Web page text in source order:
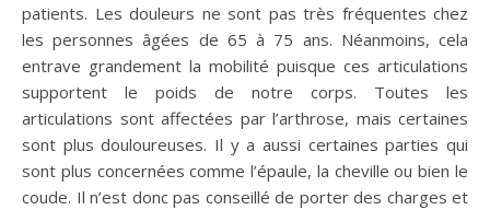
patients. Les douleurs ne sont pas très fréquentes chez
les personnes âgées de 65 à 75 ans. Néanmoins, cela
entrave grandement la mobilité puisque ces articulations
supportent le poids de notre corps. Toutes les
articulations sont affectées par l’arthrose, mais certaines
sont plus douloureuses. Il y a aussi certaines parties qui
sont plus concernées comme l’épaule, la cheville ou bien le
coude. Il n’est donc pas conseillé de porter des charges et